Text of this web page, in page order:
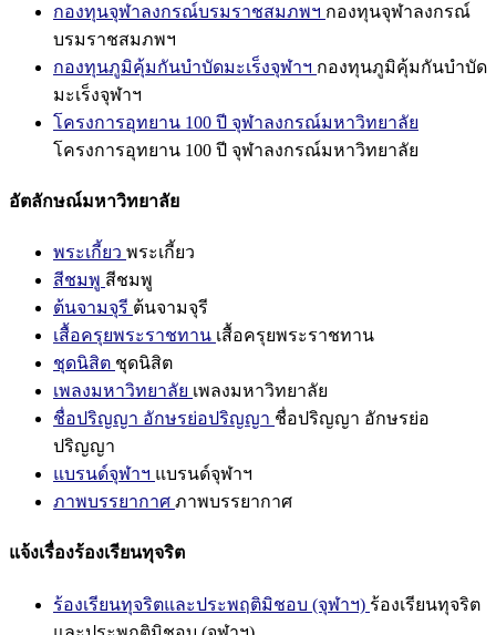
กองทุนจุฬาลงกรณ์บรมราชสมภพฯ กองทุนจุฬาลงกรณ์
บรมราชสมภพฯ
กองทุนภูมิคุ้มกันบำบัดมะเร็งจุฬาฯ กองทุนภูมิคุ้มกันบำบัด
มะเร็งจุฬาฯ
โครงการอุทยาน 100 ปี จุฬาลงกรณ์มหาวิทยาลัย
โครงการอุทยาน 100 ปี จุฬาลงกรณ์มหาวิทยาลัย
อัตลักษณ์มหาวิทยาลัย
พระเกี้ยว พระเกี้ยว
สีชมพู สีชมพู
ต้นจามจุรี ต้นจามจุรี
เสื้อครุยพระราชทาน เสื้อครุยพระราชทาน
ชุดนิสิต ชุดนิสิต
เพลงมหาวิทยาลัย เพลงมหาวิทยาลัย
ชื่อปริญญา อักษรย่อปริญญา ชื่อปริญญา อักษรย่อ
ปริญญา
แบรนด์จุฬาฯ แบรนด์จุฬาฯ
ภาพบรรยากาศ ภาพบรรยากาศ
แจ้งเรื่องร้องเรียนทุจริต
ร้องเรียนทุจริตและประพฤติมิชอบ (จุฬาฯ) ร้องเรียนทุจริต